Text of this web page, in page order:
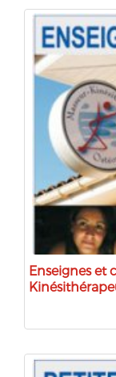
Enseignes et